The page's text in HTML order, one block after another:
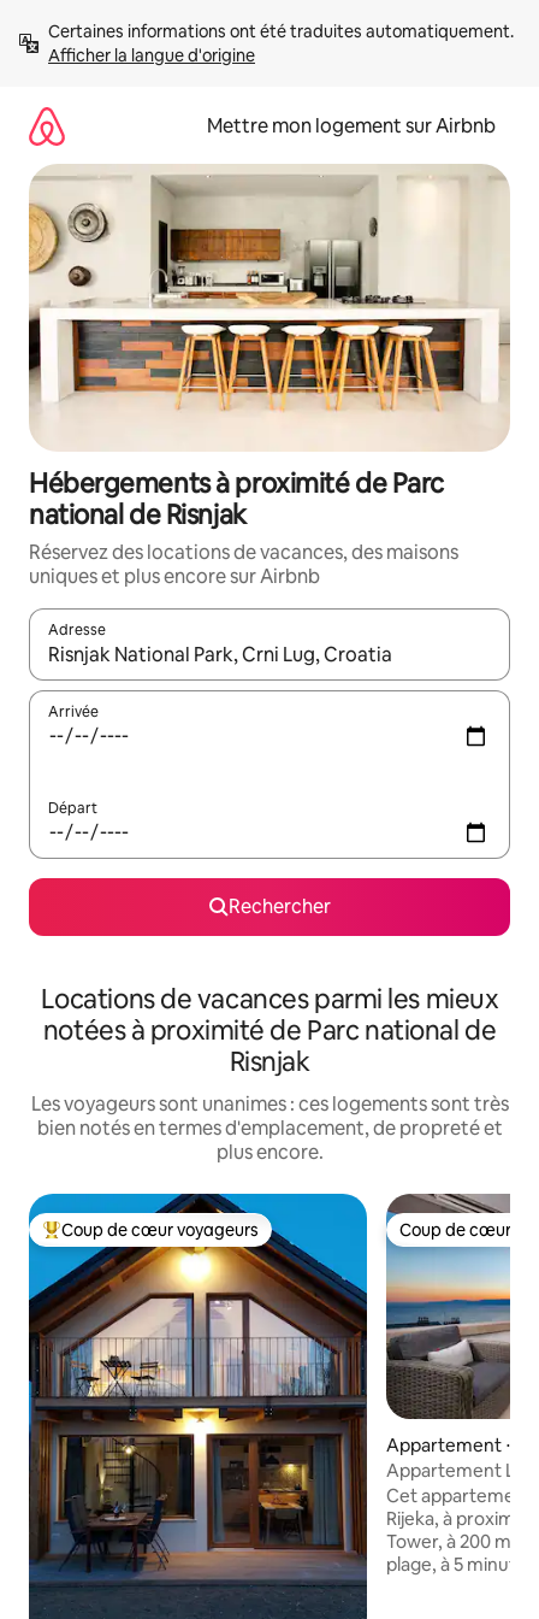
directement
Afficher la langue d'origine
Mettre mon logement sur Airbnb
Hébergements à proximité de Parc
national de Risnjak
Réservez des locations de vacances, des maisons
uniques et plus encore sur Airbnb
Adresse
Lorsque les résultats s'affichent, utilisez les flèches vers le
Arrivée
Départ
Rechercher
Locations de vacances parmi les mieux
notées à proximité de Parc national de
Risnjak
Les voyageurs sont unanimes : ces logements sont très
bien notés en termes d'emplacement, de propreté et
plus encore.
Coups de cœur voyageurs les plus appréciés
Coup de cœur voyageurs Coup de cœur
Coup de cœur
Appartement ⋅
Appartement Lux
Cet appartement
Rijeka, à
Tower, à 200
plage, à 5